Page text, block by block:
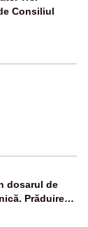
Consiliul
dosarul de
Prăduirea
interceptată